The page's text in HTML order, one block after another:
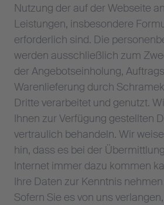
Nutzung der auf der Webseite
Leistungen, insbesondere
erforderlich sind. Die
werden ausschließlich zum
der Angebotseinholung,
Warenlieferung durch
Dritte verarbeitet und genutzt.
Ihnen zur Verfügung gestellten
vertraulich behandeln. Wir
hin, dass es bei der
Internet immer dazu kommen
Ihre Daten zur Kenntnis
Sofern Sie es von uns